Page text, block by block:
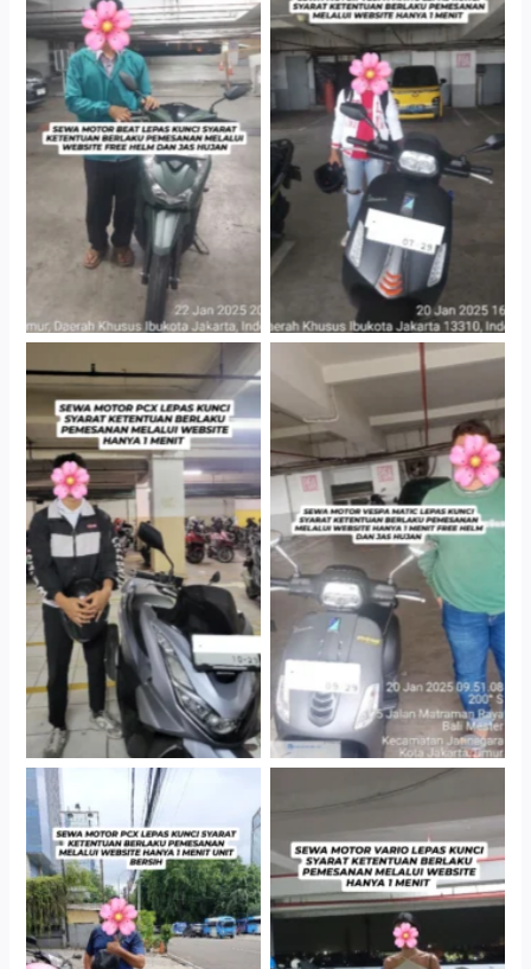
Cityplaza Jatinegara
Gedung Parkir P6A
Cityplaza Jatinegara
Gedung Parkir P6A
Hotel Kartika Chandra,
Jakarta Selatan
Cityplaza Jatinegara
Gedung Parkir P6A
Cityplaza Jatinegara